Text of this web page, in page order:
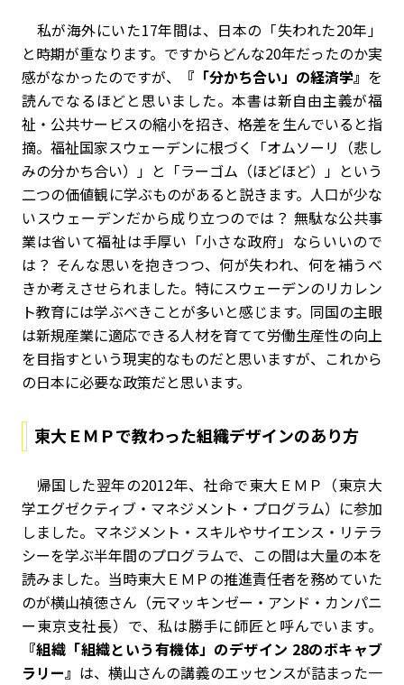
私が海外にいた17年間は、日本の「失われた20年」
と時期が重なります。ですからどんな20年だったのか実
感がなかったのですが、
『「分かち合い」の経済学』 を
読んでなるほどと思いました。本書は新自由主義が福
祉・公共サービスの縮小を招き、格差を生んでいると指
摘。福祉国家スウェーデンに根づく「オムソーリ（悲し
みの分かち合い）」と「ラーゴム（ほどほど）」という
二つの価値観に学ぶものがあると説きます。人口が少な
いスウェーデンだから成り立つのでは？ 無駄な公共事
業は省いて福祉は手厚い「小さな政府」ならいいので
は？ そんな思いを抱きつつ、何が失われ、何を補うべ
きか考えさせられました。特にスウェーデンのリカレン
ト教育には学ぶべきことが多いと感じます。同国の主眼
は新規産業に適応できる人材を育てて労働生産性の向上
を目指すという現実的なものだと思いますが、これから
の日本に必要な政策だと思います。
東大ＥＭＰで教わった組織デザインのあり方
帰国した翌年の2012年、社命で東大ＥＭＰ（東京大
学エグゼクティブ・マネジメント・プログラム）に参加
しました。マネジメント・スキルやサイエンス・リテラ
シーを学ぶ半年間のプログラムで、この間は大量の本を
読みました。当時東大ＥＭＰの推進責任者を務めていた
のが横山禎徳さん（元マッキンゼー・アンド・カンパニ
ー東京支社長）で、私は勝手に師匠と呼んでいます。
『組織「組織という有機体」のデザイン 28のボキャブ
ラリー』 は、横山さんの講義のエッセンスが詰まった一